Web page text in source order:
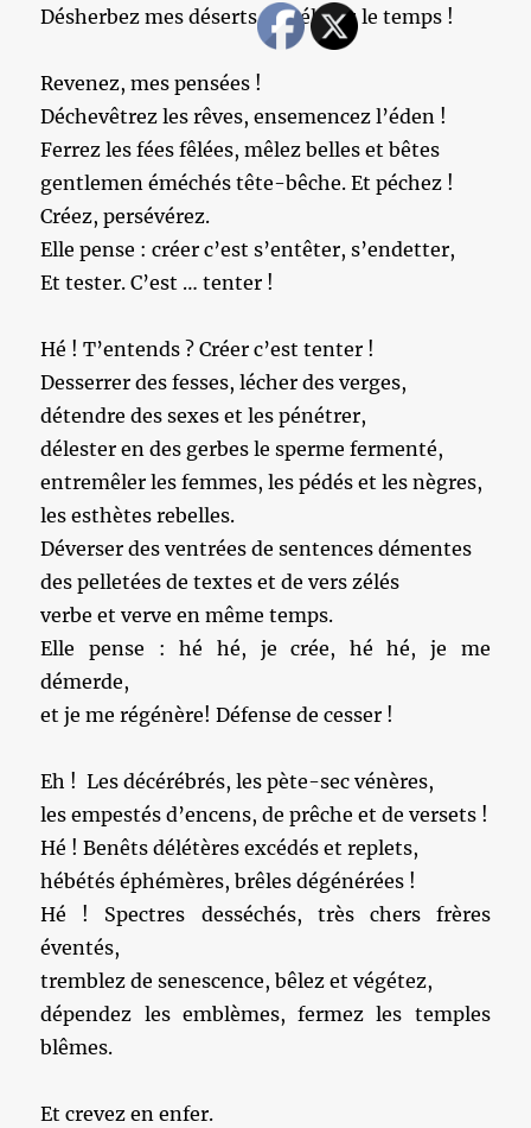
Désherbez mes déserts, décélérez le temps !
Revenez, mes pensées !
Déchevêtrez les rêves, ensemencez l’éden !
Ferrez les fées fêlées, mêlez belles et bêtes
gentlemen éméchés tête-bêche. Et péchez !
Créez, persévérez.
Elle pense : créer c’est s’entêter, s’endetter,
Et tester. C’est … tenter !
Hé ! T’entends ? Créer c’est tenter !
Desserrer des fesses, lécher des verges,
détendre des sexes et les pénétrer,
délester en des gerbes le sperme fermenté,
entremêler les femmes, les pédés et les nègres,
les esthètes rebelles.
Déverser des ventrées de sentences démentes
des pelletées de textes et de vers zélés
verbe et verve en même temps.
Elle pense : hé hé, je crée, hé hé, je me
démerde,
et je me régénère! Défense de cesser !
Eh ! Les décérébrés, les pète-sec vénères,
les empestés d’encens, de prêche et de versets !
Hé ! Benêts délétères excédés et replets,
hébétés éphémères, brêles dégénérées !
Hé ! Spectres desséchés, très chers frères
éventés,
tremblez de senescence, bêlez et végétez,
dépendez les emblèmes, fermez les temples
blêmes.
Et crevez en enfer.